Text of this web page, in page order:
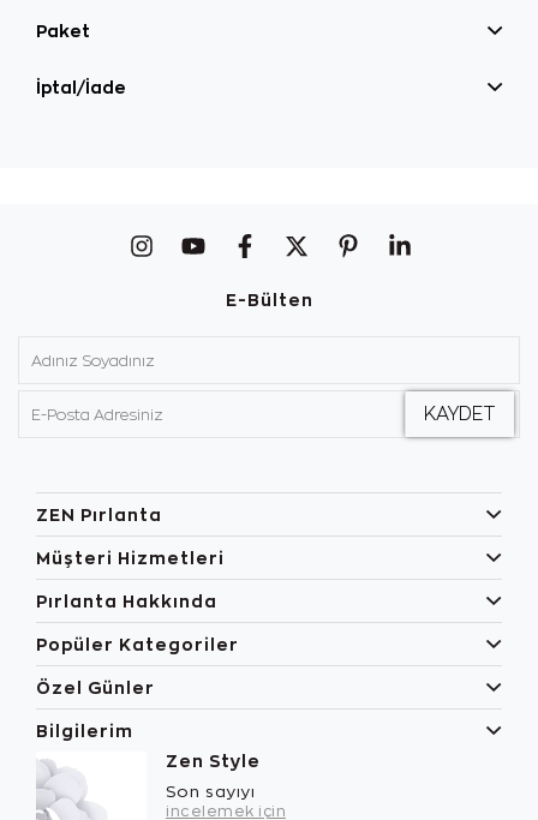
Paket
İptal/İade
E-Bülten
ZEN Pırlanta
Müşteri Hizmetleri
Pırlanta Hakkında
Popüler Kategoriler
Özel Günler
Bilgilerim
Zen Style
Son sayıyı
incelemek için